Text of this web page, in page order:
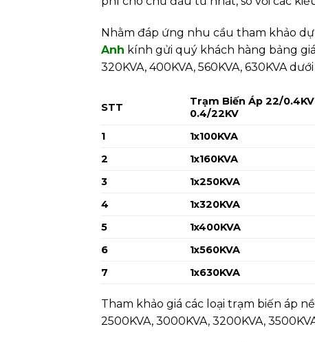
Nhằm đáp ứng nhu cầu tham khảo
Anh kính gửi quý khách hàng bảng giá
320KVA, 400KVA, 560KVA, 630KVA
STT
Trạm Biến Áp 22/0.4KV
0.4/22KV
1 1x100KVA
2
1x160KVA
3
1x250KVA
4
1x320KVA
5
1x400KVA
6
1x560KVA
7
1x630KVA
Tham khảo giá các loại trạm biến áp
2500KVA, 3000KVA, 3200KVA,